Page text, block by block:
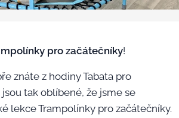
pro začátečníky!
znáte z hodiny Tabata pro
tak oblíbené, že jsme se
lekce Trampolínky pro začátečníky.